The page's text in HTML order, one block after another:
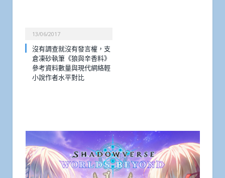
13/06/2017
沒有調查就沒有發言權，支
倉凍砂執筆《狼與辛香料》
參考資料數量與現代網絡輕
小說作者水平對比